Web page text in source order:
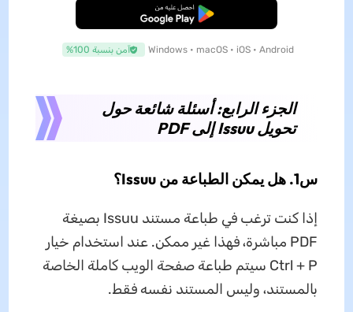
تنزيل مجاني
Windows • macOS • iOS • Android آمن بنسبة 100%
الجزء الرابع: أسئلة شائعة حول
تحويل Issuu إلى PDF
س1. هل يمكن الطباعة من Issuu؟
إذا كنت ترغب في طباعة مستند Issuu بصيغة
PDF مباشرة، فهذا غير ممكن. عند استخدام خيار
Ctrl + P سيتم طباعة صفحة الويب كاملة الخاصة
بالمستند، وليس المستند نفسه فقط.